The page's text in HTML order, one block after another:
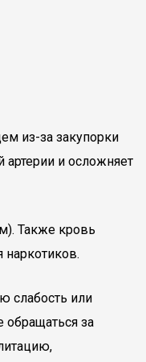
из-за закупорки
артерии и осложняет
Также кровь
наркотиков.
слабость или
обращаться за